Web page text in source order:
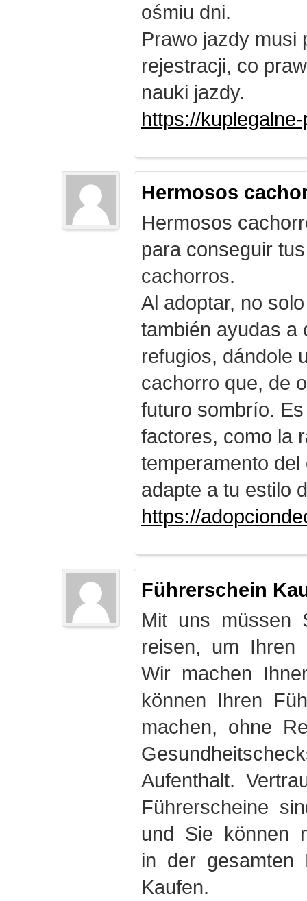
ośmiu dni.
Prawo jazdy musi
rejestracji, co
nauki jazdy.
https://
Hermosos
Hermosos
para conseguir
cachorros.
Al adoptar, no
también ayudas a
refugios, dándole
cachorro que, de
futuro sombrío.
factores, como la
temperamento
adapte a tu estilo
https://
Führerschein
Mit uns müssen
reisen, um Ihren
Wir machen
können Ihren
machen, ohne
Aufenthalt.
Führerscheine
und Sie können
in der gesamten
Kaufen.